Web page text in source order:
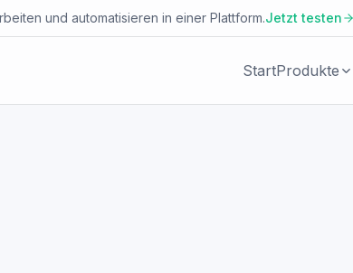
und automatisieren in einer Plattform.Jetzt testen
StartProdukte